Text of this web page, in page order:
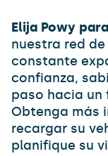
Elija Powy
nuestra red de
constante
confianza,
paso hacia
Obtenga más
recargar su
planifique su